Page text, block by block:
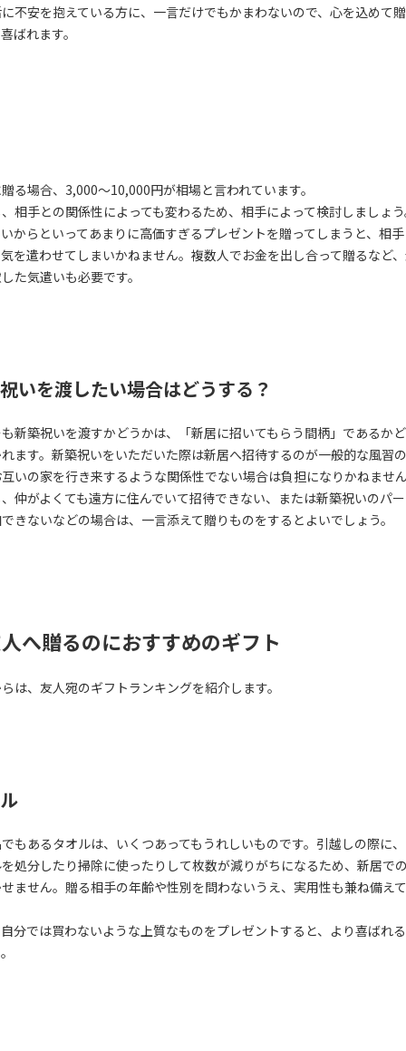
不安を抱えている方に、一言だけでもかまわないので、心を込めて
ばれます。
る場合、3,000～10,000円が相場と言われています。
相手との関係性によっても変わるため、相手によって検討しましょ
からといってあまりに高価すぎるプレゼントを贈ってしまうと、相
を遣わせてしまいかねません。複数人でお金を出し合って贈るなど
た気遣いも必要です。
いを渡したい場合はどうする？
新築祝いを渡すかどうかは、「新居に招いてもらう間柄」であるか
ます。新築祝いをいただいた際は新居へ招待するのが一般的な風習
いの家を行き来するような関係性でない場合は負担になりかねませ
仲がよくても遠方に住んでいて招待できない、または新築祝いのパ
きないなどの場合は、一言添えて贈りものをするとよいでしょう。
へ贈るのにおすすめのギフト
は、友人宛のギフトランキングを紹介します。
もあるタオルは、いくつあってもうれしいものです。引越しの際に
処分したり掃除に使ったりして枚数が減りがちになるため、新居で
ません。贈る相手の年齢や性別を問わないうえ、実用性も兼ね備え
分では買わないような上質なものをプレゼントすると、より喜ばれ